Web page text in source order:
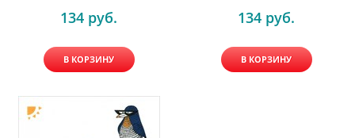
134 руб.
В КОРЗИНУ
134 руб.
В КОРЗИНУ